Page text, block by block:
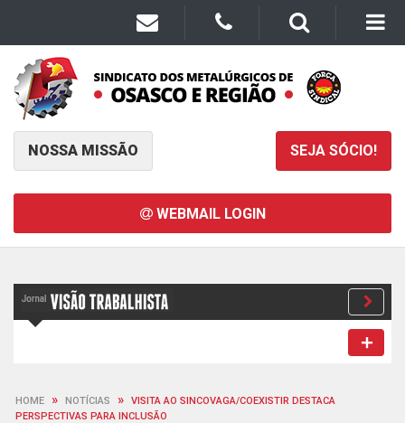
NOSSA MISSÃO SEJA SÓCIO!
WEBMAIL LOGIN
HOME » NOTÍCIAS »
VISITA AO SINCOVAGA/COEXISTIR DESTACA
PERSPECTIVAS PARA INCLUSÃO